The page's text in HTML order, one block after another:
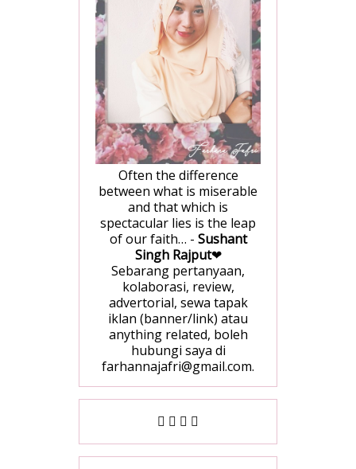
Often the difference
between what is miserable
and that which is
spectacular lies is the leap
of our faith… - Sushant
Singh Rajput❤
Sebarang pertanyaan,
kolaborasi, review,
advertorial, sewa tapak
iklan (banner/link) atau
anything related, boleh
hubungi saya di
farhannajafri@gmail.com.